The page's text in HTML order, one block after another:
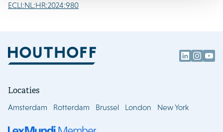
ECLI:NL:HR:2024:980
Locaties
Amsterdam Rotterdam Brussel London New York